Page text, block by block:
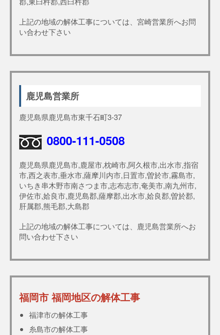
上記の地域の解体工事については、宮崎営業所へお問
い合わせ下さい
鹿児島営業所
鹿児島県鹿児島市東千石町3-37
0800-111-0508
鹿児島県鹿児島市,鹿屋市,枕崎市,阿久根市,出水市,指宿
市,西之表市,垂水市,薩摩川内市,日置市,曽於市,霧島市,
いちき串木野市南さつま市,志布志市,奄美市,南九州市,
伊佐市,姶良市,鹿児島郡,薩摩郡,出水市,姶良郡,曽於郡,
肝属郡,熊毛郡,大島郡
上記の地域の解体工事については、鹿児島営業所へお
問い合わせ下さい
福岡市 福岡地区の解体工事
福津市の解体工事
糸島市の解体工事